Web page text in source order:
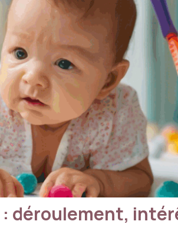
: déroulement,